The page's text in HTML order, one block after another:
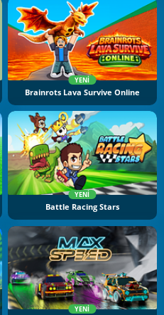
YENI
Brainrots Lava Survive Online
YENI
Battle Racing Stars
YENI